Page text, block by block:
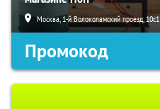
Москва, 1-й Волоколамский проезд, 10с1
Промокод